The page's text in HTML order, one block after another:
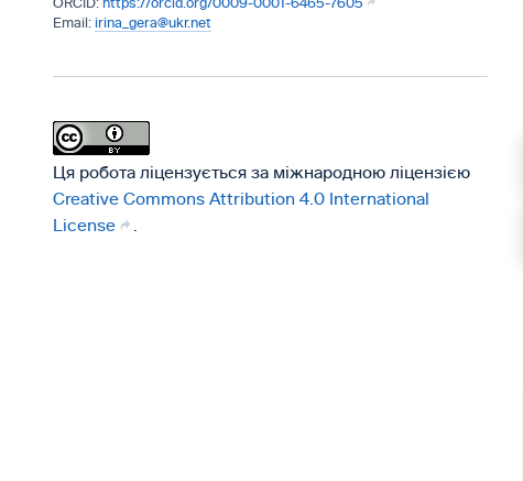
https://orcid.org/0009-0001-6465-7605
irina_gera@ukr.net
Ця робота ліцензується за міжнародною ліцензією
Creative Commons Attribution 4.0 International
License